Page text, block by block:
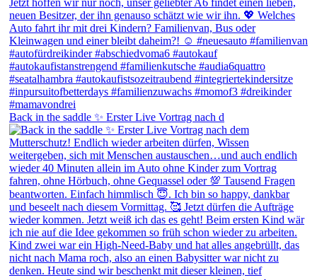
Back in the saddle ✨ Erster Live Vortrag nach d